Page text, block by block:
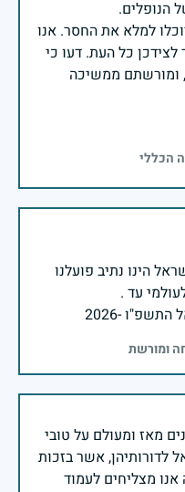
למלא את החסר. אנו
כל העת. דעו כי
ומורשתם ממשיכה
הכללי
הינו נתיב פועלנו
-2026
ומורשת
מאז ומעולם על טובי
לדורותיהן, אשר בזכות
מצליחים לעמוד